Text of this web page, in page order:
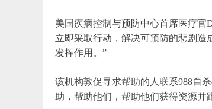
美国疾病控制与预防中心首席医疗官
立即采取行动，解决可预防的悲剧造
发挥作用。”
该机构敦促寻求帮助的人联系988自
助，帮助他们，帮助他们获得资源并